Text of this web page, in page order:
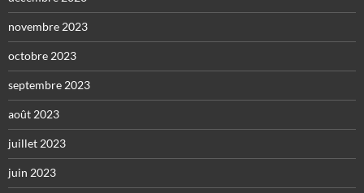
novembre 2023
octobre 2023
septembre 2023
août 2023
juillet 2023
juin 2023